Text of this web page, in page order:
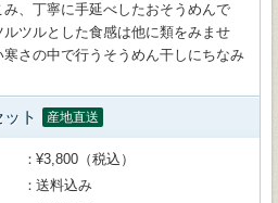
、丁寧に手延べしたおそうめんで
ツルとした食感は他に類をみませ
さの中で行うそうめん干しにちなみ
ト 産地直送
¥3,800（税込）
送料込み